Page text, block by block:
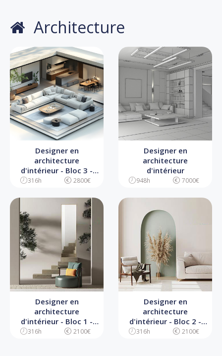
Architecture
Designer en
architecture
d'intérieur - Bloc 3 -
Coordination
d’un projet de design
en architecture
d’intérieur
316h 2800€
Designer en
architecture
d'intérieur
948h 7000€
Designer en
architecture
d'intérieur - Bloc 1 -
Analyse d'un projet et
316h 2100€
Designer en
architecture
d'intérieur - Bloc 2 -
Conception et
316h 2100€